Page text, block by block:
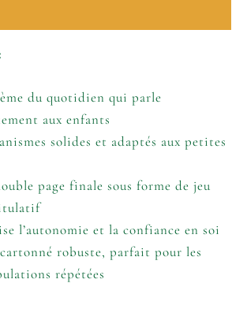
du quotidien qui parle
aux enfants
solides et adaptés aux petites
page finale sous forme de jeu
l’autonomie et la confiance en soi
robuste, parfait pour les
répétées